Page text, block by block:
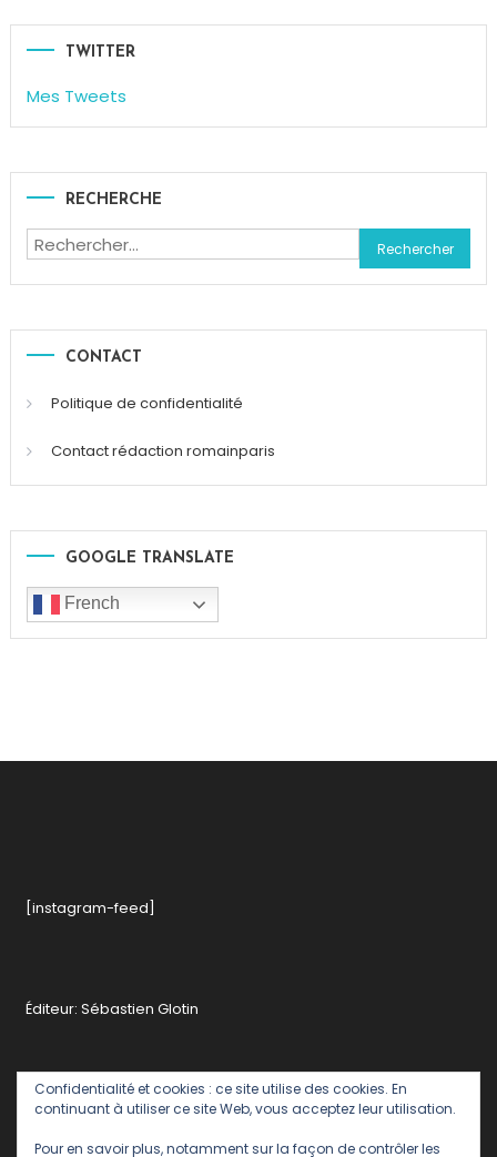
TWITTER
Mes Tweets
RECHERCHE
Rechercher :
CONTACT
Politique de confidentialité
Contact rédaction romainparis
GOOGLE TRANSLATE
French
[instagram-feed]
Éditeur: Sébastien Glotin
Confidentialité et cookies : ce site utilise des cookies. En
continuant à utiliser ce site Web, vous acceptez leur utilisation.
Pour en savoir plus, notamment sur la façon de contrôler les